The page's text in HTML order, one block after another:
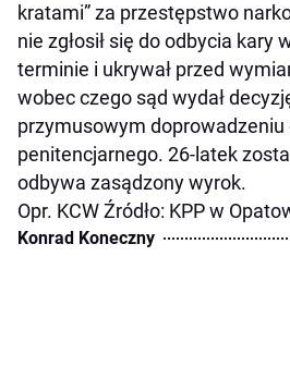
kratami” za przestępstwo
nie zgłosił się do odbycia kary
terminie i ukrywał przed
wobec czego sąd wydał
przymusowym doprowadzeniu
penitencjarnego. 26-latek
odbywa zasądzony wyrok.
Opr. KCW Źródło: KPP w
Konrad Koneczny